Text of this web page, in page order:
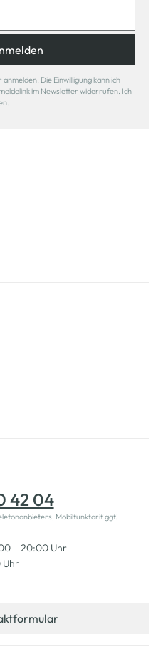
Die Einwilligung kann ich
im Newsletter widerrufen. Ich
42 04
Mobilfunktarif ggf.
– 20:00 Uhr
Uhr